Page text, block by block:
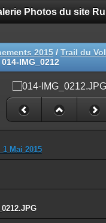
Photos du site
2015 / Trail du
014-IMG_0212
1 Mai 2015